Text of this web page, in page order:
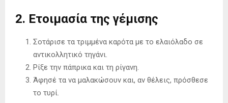
2. Ετοιμασία της γέμισης
Σοτάρισε τα τριμμένα καρότα με το ελαιόλαδο σε
αντικολλητικό τηγάνι.
Ρίξε την πάπρικα και τη ρίγανη.
Άφησέ τα να μαλακώσουν και, αν θέλεις, πρόσθεσε
το τυρί.